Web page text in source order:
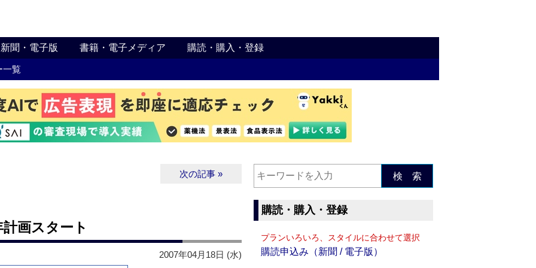
新聞・電子版 書籍・電子メディア 購読・購入・登録
一覧
次の記事 »
画スタート
2007年04月18日 (水)
検 索
購読・購入・登録
プランいろいろ、スタイルに合わせて選択
購読申込み（新聞 / 電子版）